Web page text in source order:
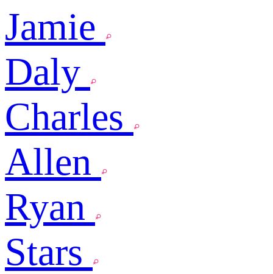
Jamie
Daly
Charles
Allen
Ryan
Stars